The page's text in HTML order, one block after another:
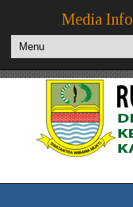
Media